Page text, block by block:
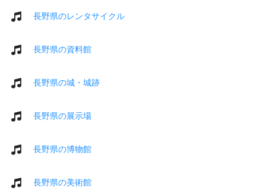
長野県のレンタサイクル
長野県の資料館
長野県の城・城跡
長野県の展示場
長野県の博物館
長野県の美術館